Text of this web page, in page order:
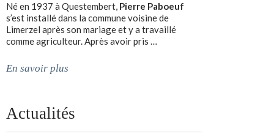
Né en 1937 à Questembert, Pierre Paboeuf
s’est installé dans la commune voisine de
Limerzel après son mariage et y a travaillé
comme agriculteur. Après avoir pris …
En savoir plus
Actualités